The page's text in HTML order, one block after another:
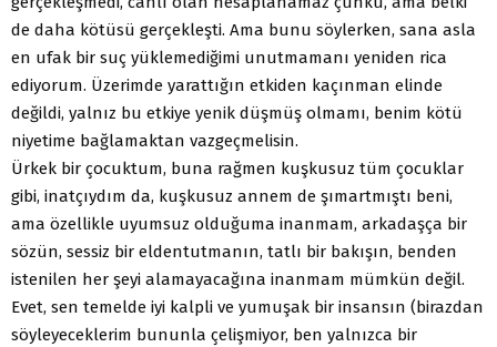
de daha kötüsü gerçekleşti. Ama bunu söylerken, sana asla
en ufak bir suç yüklemediğimi unutmamanı yeniden rica
ediyorum. Üzerimde yarattığın etkiden kaçınman elinde
değildi, yalnız bu etkiye yenik düşmüş olmamı, benim kötü
niyetime bağlamaktan vazgeçmelisin.
Ürkek bir çocuktum, buna rağmen kuşkusuz tüm çocuklar
gibi, inatçıydım da, kuşkusuz annem de şımartmıştı beni,
ama özellikle uyumsuz olduğuma inanmam, arkadaşça bir
sözün, sessiz bir eldentutmanın, tatlı bir bakışın, benden
istenilen her şeyi alamayacağına inanmam mümkün değil.
Evet, sen temelde iyi kalpli ve yumuşak bir insansın (birazdan
söyleyeceklerim bununla çelişmiyor, ben yalnızca bir